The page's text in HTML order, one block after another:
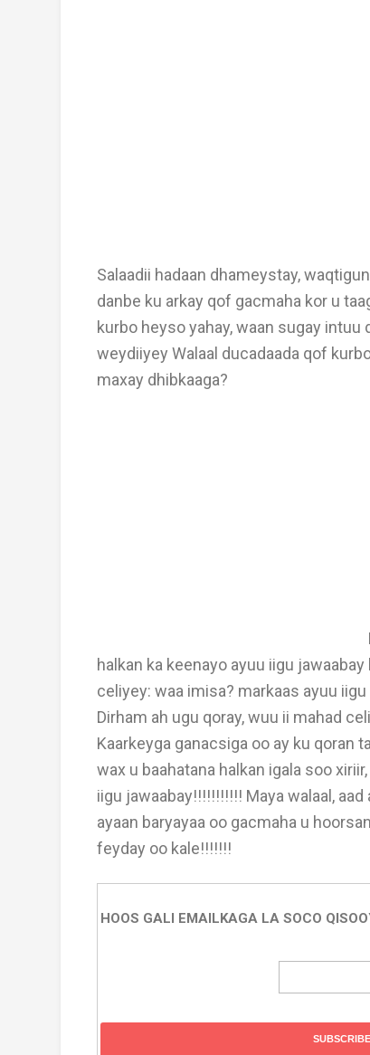
Salaadii hadaan dhameystay,
danbe ku arkay qof gacmaha kor u
kurbo heyso yahay, waan sugay intuu
weydiiyey Walaal ducadaada qof
maxay dhibkaaga?
halkan ka keenayo ayuu iigu
celiyey: waa imisa? markaas ayuu
Dirham ah ugu qoray, wuu ii mahad
Kaarkeyga ganacsiga oo ay ku qoran
wax u baahatana halkan igala soo
iigu jawaabay!!!!!!!!!!! Maya walaal,
ayaan baryayaa oo gacmaha u
feyday oo kale!!!!!!!
HOOS GALI EMAILKAGA LA SOCO